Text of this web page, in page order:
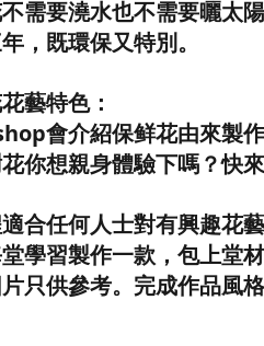
需要澆水也不需要曬太
，既環保又特別。
藝特色：
會介紹保鲜花由來製
你想親身體驗下嗎？快
合任何人士對有興趣花
學習製作一款，包上堂
只供參考。完成作品風